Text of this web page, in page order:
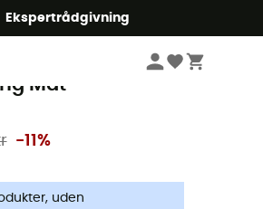
Ekspertrådgivning
Sove Liggeunderlag
Mat -
-11%
uden